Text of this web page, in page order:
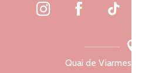
Quai de Viarmes,